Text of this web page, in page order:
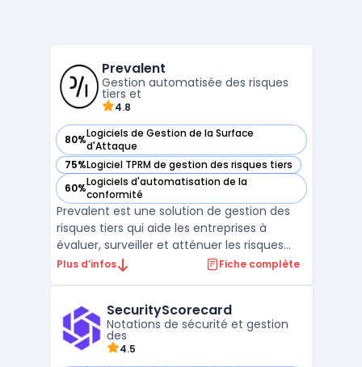
Prevalent
Gestion automatisée des risques
tiers et
4.8
80%Logiciels de Gestion de la Surface
d'Attaque
— voir Prevalent dans cette catégorie
75%Logiciel TPRM de gestion des risques tiers
— voir Prevalent dans cette catégorie
60%Logiciels d'automatisation de la
conformité
— voir Prevalent dans cette catégorie
Prevalent est une solution de gestion des
risques tiers qui aide les entreprises à
évaluer, surveiller et atténuer les risques
associés aux relations avec les fournisseurs
des tiers, de l'intégration initiale jusqu'à l ...
Plus d’infos Fiche complète
SecurityScorecard
Notations de sécurité et gestion
des
4.5